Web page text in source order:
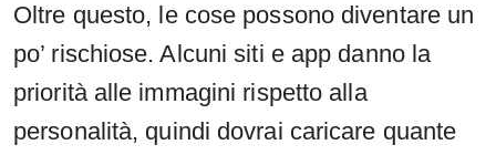
Oltre questo, le cose possono diventare un
po’ rischiose. Alcuni siti e app danno la
priorità alle immagini rispetto alla
personalità, quindi dovrai caricare quante